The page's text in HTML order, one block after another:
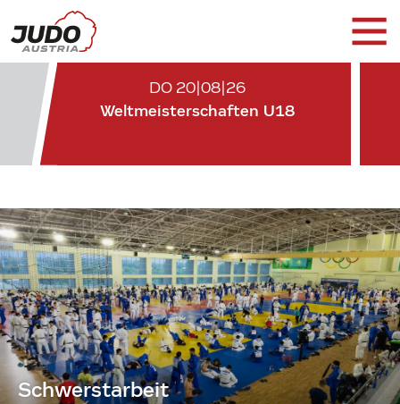
DO 20|08|26
Weltmeisterschaften U18
Schwerstarbeit